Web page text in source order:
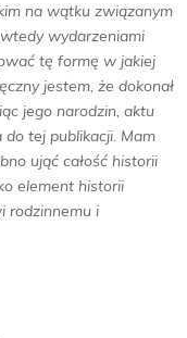
na wątku związanym
wydarzeniami
tę formę w jakiej
jestem, że dokonał
jego narodzin, aktu
do tej publikacji. Mam
ująć całość historii
element historii
rodzinnemu i